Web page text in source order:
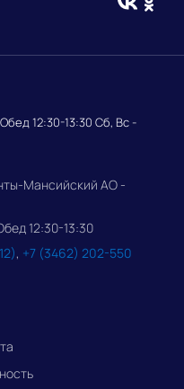
12:30-13:30 Сб, Вс -
Мансийский АО -
12:30-13:30
, +7 (3462) 202-550